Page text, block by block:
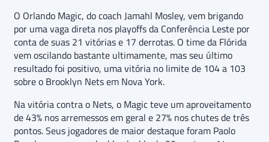
O Orlando Magic, do coach Jamahl Mosley, vem brigando
por uma vaga direta nos playoffs da Conferência Leste por
conta de suas 21 vitórias e 17 derrotas. O time da Flórida
vem oscilando bastante ultimamente, mas seu último
resultado foi positivo, uma vitória no limite de 104 a 103
sobre o Brooklyn Nets em Nova York.
Na vitória contra o Nets, o Magic teve um aproveitamento
de 43% nos arremessos em geral e 27% nos chutes de três
pontos. Seus jogadores de maior destaque foram Paolo